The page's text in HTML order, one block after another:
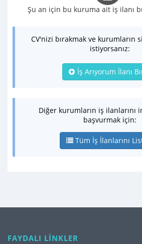
Şu an için bu kuruma ait iş ilanı
CV'nizi bırakmak ve kurumların
istiyorsanız:
İş Arıyorum İlanı
Diğer kurumların iş ilanlarını
başvurmak için:
Tüm İş İlanlarını
FAYDALI LİNKLER